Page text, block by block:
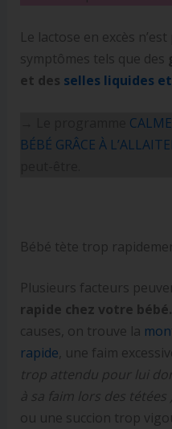
Le lactose en excès
symptômes tels que des
et des selles liquides
BÉBÉ GRÂCE À
Bébé tète trop
Plusieurs facteurs
rapide chez votre bébé.
causes, on trouve la
rapide , une faim
trop attendu pour lui
à sa faim lors des tétées
ou une succion trop